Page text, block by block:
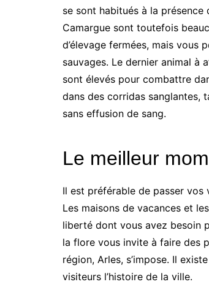
se sont habitués à la
Camargue sont toutefois
d’élevage fermées, mais vous
sauvages. Le dernier animal à
sont élevés pour combattre
dans des corridas sanglantes,
sans effusion de sang.
Le meilleur
Il est préférable de passer vos
Les maisons de vacances et
liberté dont vous avez besoin
la flore vous invite à faire des
région, Arles, s’impose. Il
visiteurs l’histoire de la ville.